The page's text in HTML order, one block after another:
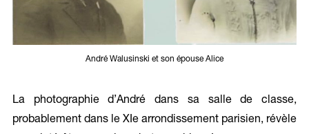
André Walusinski et son épouse Alice
La photographie d’André dans sa salle de classe,
probablement dans le XIe arrondissement parisien, révèle